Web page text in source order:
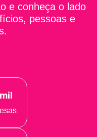
e conheça o lado
pessoas e